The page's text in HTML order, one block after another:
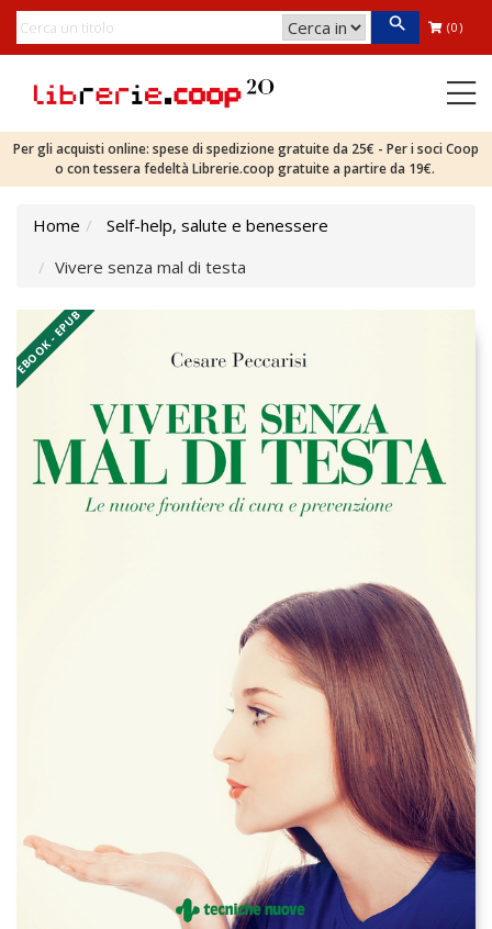
(0)
Per gli acquisti online: spese di spedizione gratuite da 25€ - Per i soci Coop
o con tessera fedeltà Librerie.coop gratuite a partire da 19€.
Home
Self-help, salute e benessere
Vivere senza mal di testa
EBOOK - EPUB